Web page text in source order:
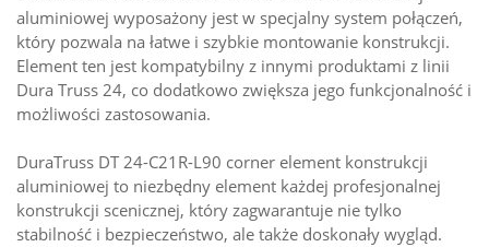
aluminiowej wyposażony jest w specjalny system połączeń,
który pozwala na łatwe i szybkie montowanie konstrukcji.
Element ten jest kompatybilny z innymi produktami z linii
Dura Truss 24, co dodatkowo zwiększa jego funkcjonalność i
możliwości zastosowania.
DuraTruss DT 24-C21R-L90 corner element konstrukcji
aluminiowej to niezbędny element każdej profesjonalnej
konstrukcji scenicznej, który zagwarantuje nie tylko
stabilność i bezpieczeństwo, ale także doskonały wygląd.